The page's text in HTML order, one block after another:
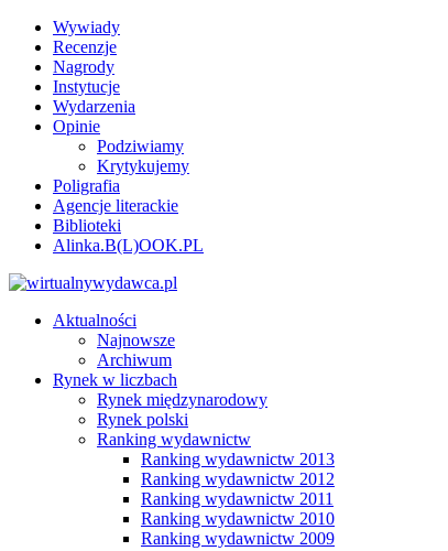
Wywiady
Recenzje
Nagrody
Instytucje
Wydarzenia
Opinie
Podziwiamy
Krytykujemy
Poligrafia
Agencje literackie
Biblioteki
Alinka.B(L)OOK.PL
Aktualności
Najnowsze
Archiwum
Rynek w liczbach
Rynek międzynarodowy
Rynek polski
Ranking wydawnictw
Ranking wydawnictw 2013
Ranking wydawnictw 2012
Ranking wydawnictw 2011
Ranking wydawnictw 2010
Ranking wydawnictw 2009